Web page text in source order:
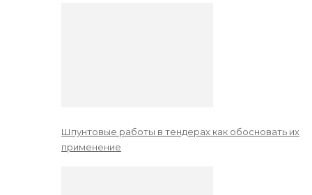
Шпунтовые работы в тендерах как обосновать их
применение